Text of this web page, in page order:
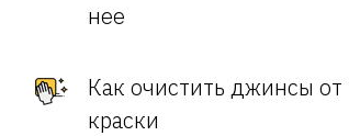
нее
Как очистить джинсы от
краски